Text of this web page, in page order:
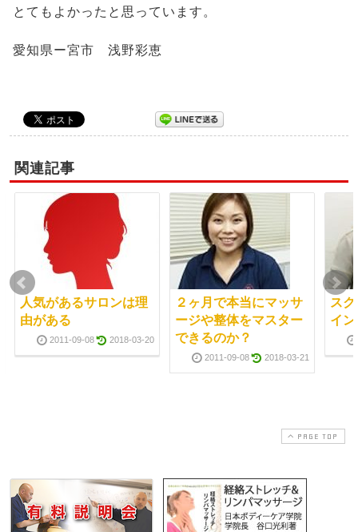
とてもよかったと思っています。
愛知県ー宮市 浅野彩恵
関連記事
人気があるサロンは理
由がある
2011-09-08 2018-03-20
２ヶ月で本当にマッサ
ージや整体をマスター
できるのか？
2011-09-08 2018-03-21
ス
イ
PAGE TOP